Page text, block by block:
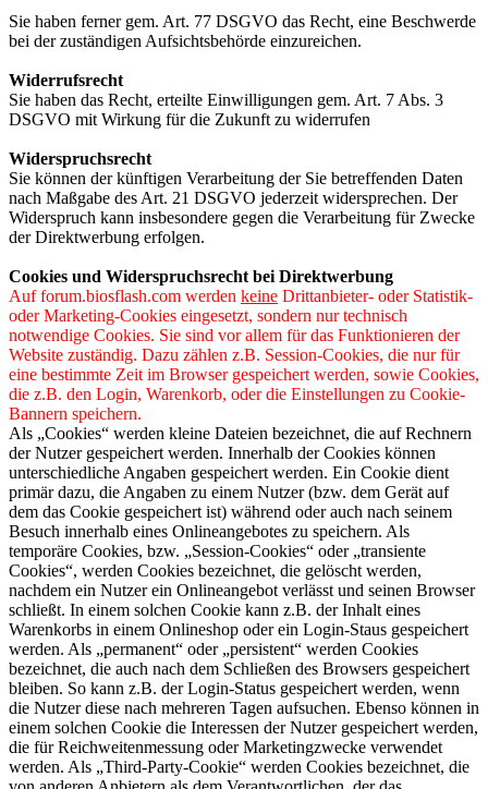
Sie haben ferner gem. Art. 77 DSGVO das Recht, eine Beschwerde
bei der zuständigen Aufsichtsbehörde einzureichen.
Widerrufsrecht
Sie haben das Recht, erteilte Einwilligungen gem. Art. 7 Abs. 3
DSGVO mit Wirkung für die Zukunft zu widerrufen
Widerspruchsrecht
Sie können der künftigen Verarbeitung der Sie betreffenden Daten
nach Maßgabe des Art. 21 DSGVO jederzeit widersprechen. Der
Widerspruch kann insbesondere gegen die Verarbeitung für Zwecke
der Direktwerbung erfolgen.
Cookies und Widerspruchsrecht bei Direktwerbung
Auf forum.biosflash.com werden keine Drittanbieter- oder Statistik-
oder Marketing-Cookies eingesetzt, sondern nur technisch
notwendige Cookies. Sie sind vor allem für das Funktionieren der
Website zuständig. Dazu zählen z.B. Session-Cookies, die nur für
eine bestimmte Zeit im Browser gespeichert werden, sowie Cookies,
die z.B. den Login, Warenkorb, oder die Einstellungen zu Cookie-
Bannern speichern.
Als „Cookies“ werden kleine Dateien bezeichnet, die auf Rechnern
der Nutzer gespeichert werden. Innerhalb der Cookies können
unterschiedliche Angaben gespeichert werden. Ein Cookie dient
primär dazu, die Angaben zu einem Nutzer (bzw. dem Gerät auf
dem das Cookie gespeichert ist) während oder auch nach seinem
Besuch innerhalb eines Onlineangebotes zu speichern. Als
temporäre Cookies, bzw. „Session-Cookies“ oder „transiente
Cookies“, werden Cookies bezeichnet, die gelöscht werden,
nachdem ein Nutzer ein Onlineangebot verlässt und seinen Browser
schließt. In einem solchen Cookie kann z.B. der Inhalt eines
Warenkorbs in einem Onlineshop oder ein Login-Staus gespeichert
werden. Als „permanent“ oder „persistent“ werden Cookies
bezeichnet, die auch nach dem Schließen des Browsers gespeichert
bleiben. So kann z.B. der Login-Status gespeichert werden, wenn
die Nutzer diese nach mehreren Tagen aufsuchen. Ebenso können in
einem solchen Cookie die Interessen der Nutzer gespeichert werden,
die für Reichweitenmessung oder Marketingzwecke verwendet
werden. Als „Third-Party-Cookie“ werden Cookies bezeichnet, die